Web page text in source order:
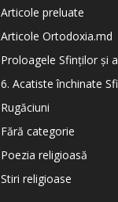
Articole preluate
Articole Ortodoxia.md
Proloagele Sfinților și
6. Acatiste închinate
Rugăciuni
Fără categorie
Poezia religioasă
Stiri religioase